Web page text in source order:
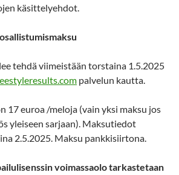
käsittelyehdot.
tehdä viimeistään torstaina 1.5.2025
palvelun kautta.
17 euroa /meloja (vain yksi maksu jos
yleiseen sarjaan). Maksutiedot
2.5.2025. Maksu pankkisiirtona.
voimassaolo tarkastetaan